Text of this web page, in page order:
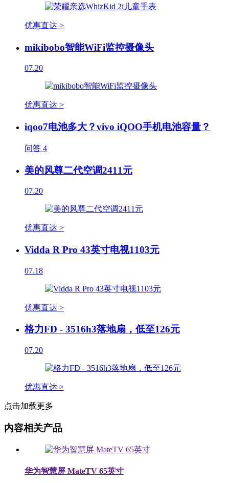
优惠直达 >
mikibobo智能WiFi监控摄像头
07.20
优惠直达 >
iqoo7电池多大？vivo iQOO手机电池容量？
问答 4
美的风尊二代空调2411元
07.20
优惠直达 >
Vidda R Pro 43英寸电视1103元
07.18
优惠直达 >
格力FD - 3516h3落地扇，低至126元
07.20
优惠直达 >
点击加载更多
内容相关产品
华为智慧屏 MateTV 65英寸